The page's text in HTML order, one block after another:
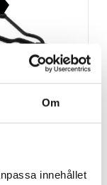
Om
innehållet
BLACK